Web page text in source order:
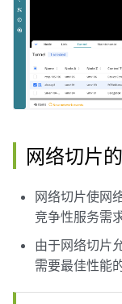
网络切片
网络切片使网
竞争性服务需
由于网络切片
需要最佳性能